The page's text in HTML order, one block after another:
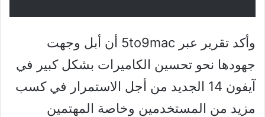
وأكد تقرير عبر 5to9mac أن أبل وجهت
جهودها نحو تحسين الكاميرات بشكل كبير في
آيفون 14 الجديد من أجل الاستمرار في كسب
مزيد من المستخدمين وخاصة المهتمين